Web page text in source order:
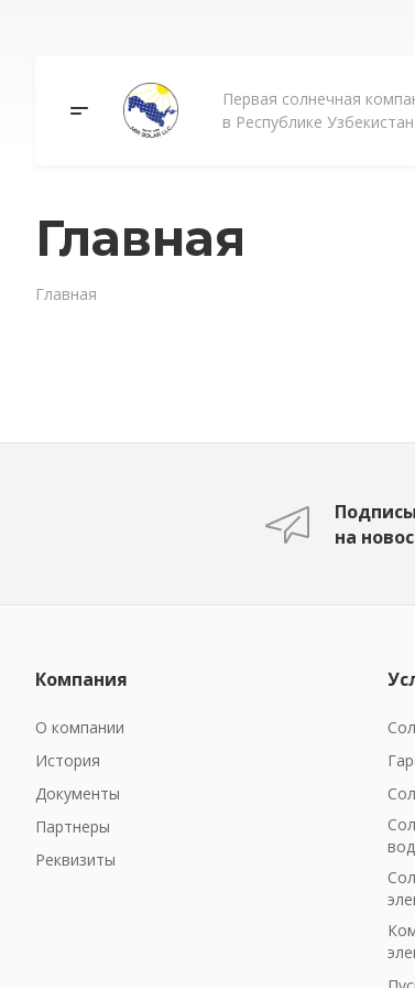
Первая солнечная
в Республике Узбекистан
Главная
Главная
на
Компания
О компании
История
Документы
Партнеры
Реквизиты